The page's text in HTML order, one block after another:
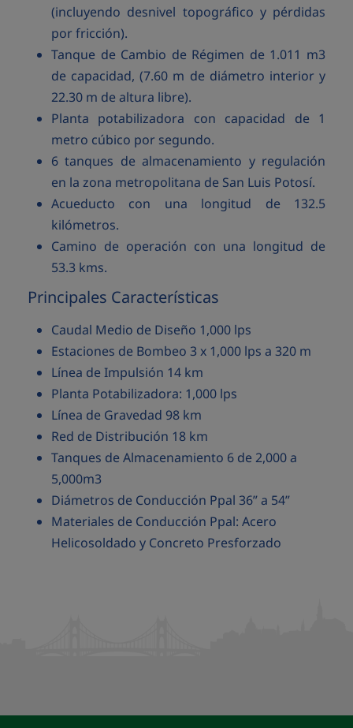
(incluyendo desnivel topográfico y pérdidas
por fricción).
Tanque de Cambio de Régimen de 1.011 m3
de capacidad, (7.60 m de diámetro interior y
22.30 m de altura libre).
Planta potabilizadora con capacidad de 1
metro cúbico por segundo.
6 tanques de almacenamiento y regulación
en la zona metropolitana de San Luis Potosí.
Acueducto con una longitud de 132.5
kilómetros.
Camino de operación con una longitud de
53.3 kms.
Principales Características
Caudal Medio de Diseño 1,000 lps
Estaciones de Bombeo 3 x 1,000 lps a 320 m
Línea de Impulsión 14 km
Planta Potabilizadora: 1,000 lps
Línea de Gravedad 98 km
Red de Distribución 18 km
Tanques de Almacenamiento 6 de 2,000 a
5,000m3
Diámetros de Conducción Ppal 36” a 54”
Materiales de Conducción Ppal: Acero
Helicosoldado y Concreto Presforzado